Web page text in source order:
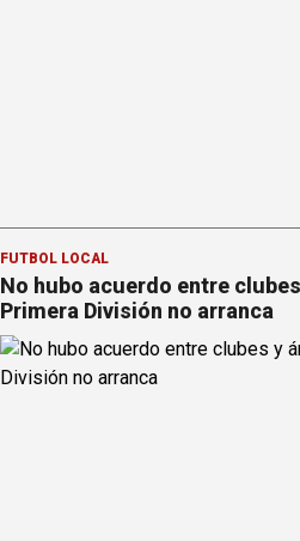
FÚTBOL LOCAL
No hubo acuerdo entre
Primera División no arranca